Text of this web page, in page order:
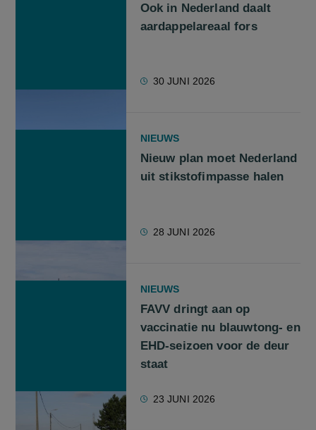
Ook in Nederland daalt
aardappelareaal fors
30 JUNI 2026
NIEUWS
Nieuw plan moet Nederland
uit stikstofimpasse halen
28 JUNI 2026
NIEUWS
FAVV dringt aan op
vaccinatie nu blauwtong- en
EHD-seizoen voor de deur
staat
23 JUNI 2026